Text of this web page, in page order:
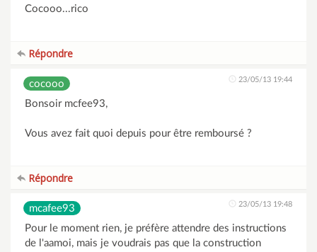
Cocooo...rico
Répondre
cocooo 23/05/13 19:44
Bonsoir mcfee93,
Vous avez fait quoi depuis pour être remboursé ?
Répondre
mcafee93 23/05/13 19:48
Pour le moment rien, je préfère attendre des instructions
de l'aamoi, mais je voudrais pas que la construction